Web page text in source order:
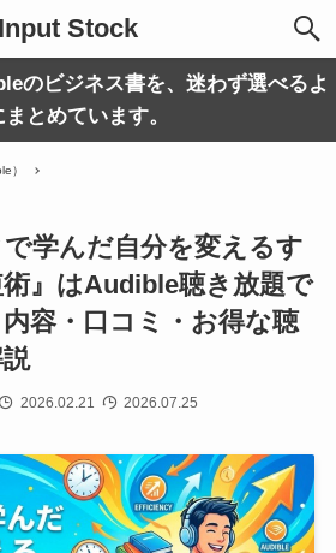
Input Stock
のビジネス書を、迷わず選べるよ
まとめています。
）
で学んだ自分を変えるす
』はAudible聴き放題で
容・口コミ・お得な聴
2026.02.21 2026.07.25